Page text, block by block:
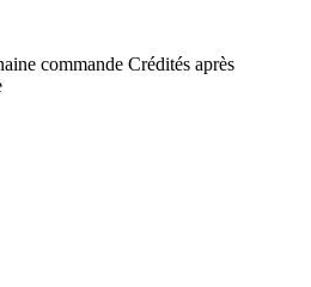
commande Crédités après